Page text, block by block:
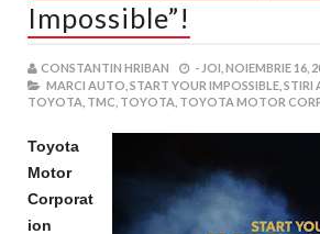
Impossible”!
CONSTANTIN HRIBAN - JOI, NOIEMBRIE 16,
MARCI AUTO, START YOUR IMPOSSIBLE, STIRI
TOYOTA, TMC, TOYOTA, TOYOTA MOTOR
Toyota
Motor
Corporat
ion